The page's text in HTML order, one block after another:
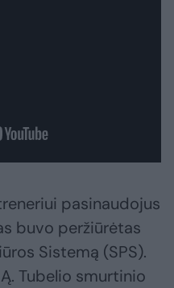
pasinaudojus
buvo peržiūrėtas
Sistemą (SPS).
Tubelio smurtinio